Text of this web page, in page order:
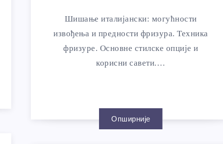
Шишање италијански: могућности
извођења и предности фризура. Техника
фризуре. Основне стилске опције и
корисни савети.…
Опширније